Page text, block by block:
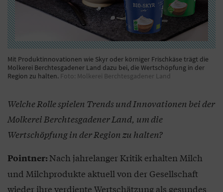
Mit Produktinnovationen wie Skyr oder körniger Frischkäse trägt die
Molkerei Berchtesgadener Land dazu bei, die Wertschöpfung in der
Region zu halten. Foto: Molkerei Berchtesgadener Land
Welche Rolle spielen Trends und Innovationen bei der
Molkerei Berchtesgadener Land, um die
Wertschöpfung in der Region zu halten?
Pointner:Nach jahrelanger Kritik erhalten Milch
und Milchprodukte aktuell von der Gesellschaft
wieder ihre verdiente Wertschätzung als gesundes